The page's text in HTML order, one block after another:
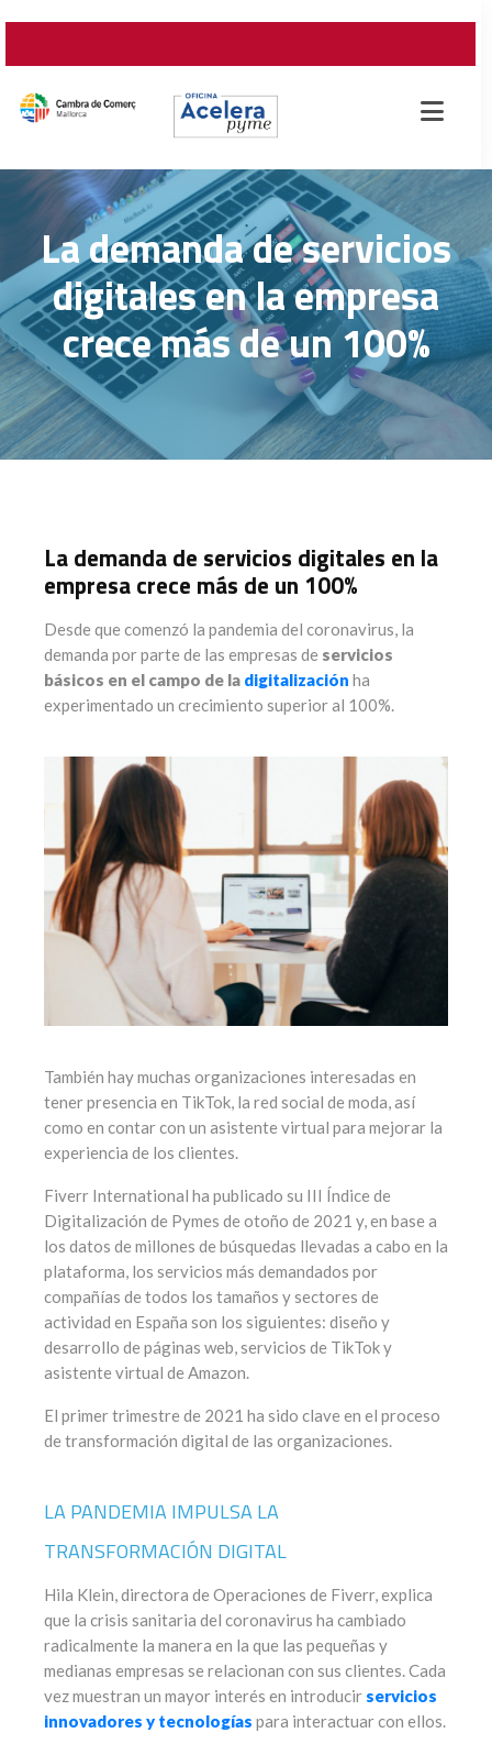
La demanda de servicios
digitales en la empresa
crece más de un 100%
La demanda de servicios digitales en la
empresa crece más de un 100%
Desde que comenzó la pandemia del coronavirus, la
demanda por parte de las empresas de servicios
básicos en el campo de la digitalización ha
experimentado un crecimiento superior al 100%.
También hay muchas organizaciones interesadas en
tener presencia en TikTok, la red social de moda, así
como en contar con un asistente virtual para mejorar la
experiencia de los clientes.
Fiverr International ha publicado su III Índice de
Digitalización de Pymes de otoño de 2021 y, en base a
los datos de millones de búsquedas llevadas a cabo en la
plataforma, los servicios más demandados por
compañías de todos los tamaños y sectores de
actividad en España son los siguientes: diseño y
desarrollo de páginas web, servicios de TikTok y
asistente virtual de Amazon.
El primer trimestre de 2021 ha sido clave en el proceso
de transformación digital de las organizaciones.
LA PANDEMIA IMPULSA LA
TRANSFORMACIÓN DIGITAL
Hila Klein, directora de Operaciones de Fiverr, explica
que la crisis sanitaria del coronavirus ha cambiado
radicalmente la manera en la que las pequeñas y
medianas empresas se relacionan con sus clientes. Cada
vez muestran un mayor interés en introducir servicios
innovadores y tecnologías para interactuar con ellos.